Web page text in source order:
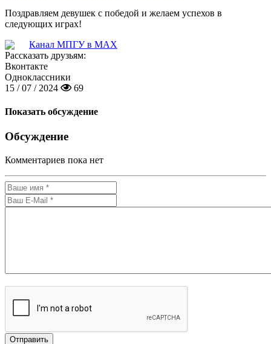
Поздравляем девушек с победой и желаем успехов в
следующих играх!
Канал МПГУ в MAX
Рассказать друзьям:
Вконтакте
Одноклассники
15 / 07 / 2024
69
Показать обсуждение
Обсуждение
Комментариев пока нет